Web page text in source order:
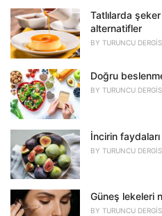
o
r
i
e
:
Tatlılarda
alternatifler
BY TURUNCU
Doğru
BY TURUNCU
İncirin
BY TURUNCU
Güneş lekeleri
BY TURUNCU